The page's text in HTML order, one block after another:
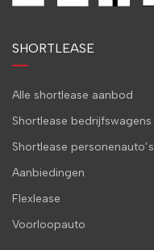
SHORTLEASE
Alle shortlease aanbod
Shortlease bedrijfswagens
Shortlease personenauto’s
Aanbiedingen
Flexlease
Voorloopauto